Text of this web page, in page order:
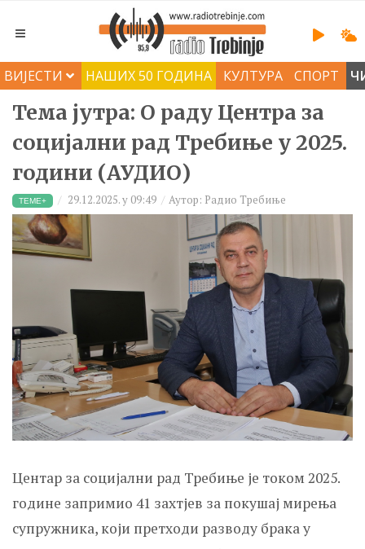
ВИЈЕСТИ НАШИХ 50 ГОДИНА КУЛТУРА СПОРТ
Тема јутра: О раду Центра за
социјални рад Требиње у 2025.
години (АУДИО)
ТЕМЕ+ 29.12.2025. у 09:49 Аутор: Радио Требиње
Центар за социјални рад Требиње је током 2025.
године запримио 41 захтјев за покушај мирења
супружника, који претходи разводу брака у